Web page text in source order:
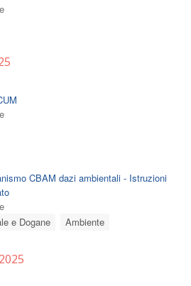
CBAM dazi ambientali - Istruzioni
e Dogane
Ambiente